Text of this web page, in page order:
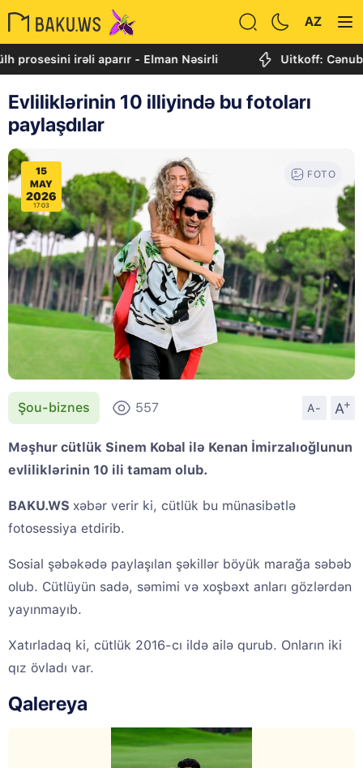
AZ
irəli aparır - Elman Nəsirli Uitkoff: Cənubi
Evliliklərinin 10 illiyində bu fotoları
paylaşdılar
15
MAY
2026
17:03
FOTO
Şou-biznes 557 A- A
+
Məşhur cütlük Sinem Kobal ilə Kenan İmirzalıoğlunun
evliliklərinin 10 ili tamam olub.
BAKU.WS xəbər verir ki, cütlük bu münasibətlə
fotosessiya etdirib.
Sosial şəbəkədə paylaşılan şəkillər böyük marağa səbəb
olub. Cütlüyün sadə, səmimi və xoşbəxt anları gözlərdən
yayınmayıb.
Xatırladaq ki, cütlük 2016-cı ildə ailə qurub. Onların iki
qız övladı var.
Qalereya